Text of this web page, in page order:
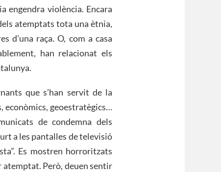
violència. Encara
atemptats tota una ètnia,
d’una raça. O, com a casa
han relacionat els
que s’han servit de la
econòmics, geoestratègics…
de condemna dels
a les pantalles de televisió
Es mostren horroritzats
atemptat. Però, deuen sentir